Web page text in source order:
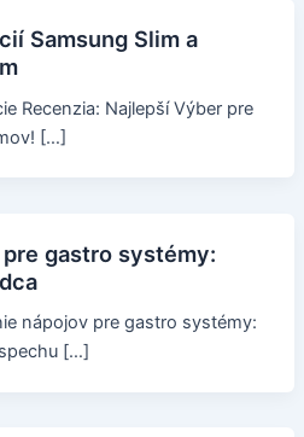
Samsung Slim a
Recenzia: Najlepší Výber pre
[…]
gastro systémy:
nápojov pre gastro systémy:
[…]